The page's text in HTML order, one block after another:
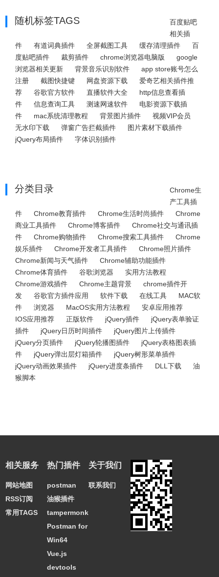
随机标签TAGS
百度贴吧
相关插
件
有道词典插件 全屏截图工具 缓存清理插件
百
度贴吧插件
裁剪插件 chrome浏览器电脑版
google
浏览器相关更新
背景音乐识别软件
app store账号怎么
注册
截图快捷键 网盘资源下载
爱奇艺相关插件推
荐
谷歌官方软件 直播软件大全
http信息查看插
件
信息查询工具 测速网速软件
电影资源下载插
件
mac系统清理教程 背景图片插件
视频VIP会员
无水印下载
弹窗广告拦截插件
图片素材下载插件
jQuery布局插件
字体识别插件
分类目录
Chrome生
产工具插
件
Chrome教育插件 Chrome生活时尚插件
Chrome
商业工具插件
Chrome博客插件
Chrome社交与通讯插
件
Chrome购物插件 Chrome搜索工具插件
Chrome
娱乐插件
Chrome开发者工具插件
Chrome照片插件
Chrome新闻与天气插件
Chrome辅助功能插件
Chrome体育插件
谷歌浏览器
实用方法教程
Chrome游戏插件
Chrome主题背景
chrome插件开
发
谷歌官方插件应用 软件下载 在线工具
MAC软
件
浏览器 MacOS实用方法教程
安卓应用推荐
IOS应用推荐
正版软件 jQuery插件
jQuery表单验证
插件
jQuery日历时间插件
jQuery图片上传插件
jQuery分页插件
jQuery轮播图插件
jQuery表格图表插
件
jQuery弹出层灯箱插件
jQuery树形菜单插件
jQuery动画效果插件
jQuery进度条插件 DLL下载
油
猴脚本
相关服务
网站地图
RSS订阅
常用TAGS
热门插件
postman
油猴插件
tampermonkey
Postman for
Win64
Vue.js
devtools
关于我们
联系我们